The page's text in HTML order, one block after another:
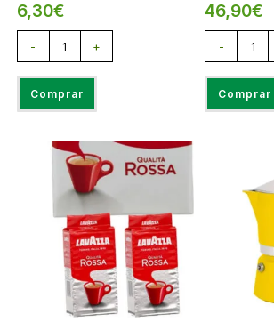
6,30€
- +
Comprar
46,90€
-
Comprar